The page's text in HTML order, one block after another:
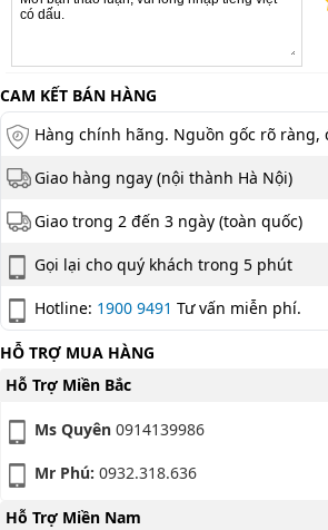
CAM KẾT BÁN HÀNG
Hàng chính hãng. Nguồn gốc rõ ràng,
Giao hàng ngay (nội thành Hà Nội)
Giao trong 2 đến 3 ngày (toàn quốc)
Gọi lại cho quý khách trong 5 phút
Hotline: 1900 9491 Tư vấn miễn phí.
HỖ TRỢ MUA HÀNG
Hỗ Trợ Miền Bắc
Ms Quyên 0914139986
Mr Phú: 0932.318.636
Hỗ Trợ Miền Nam